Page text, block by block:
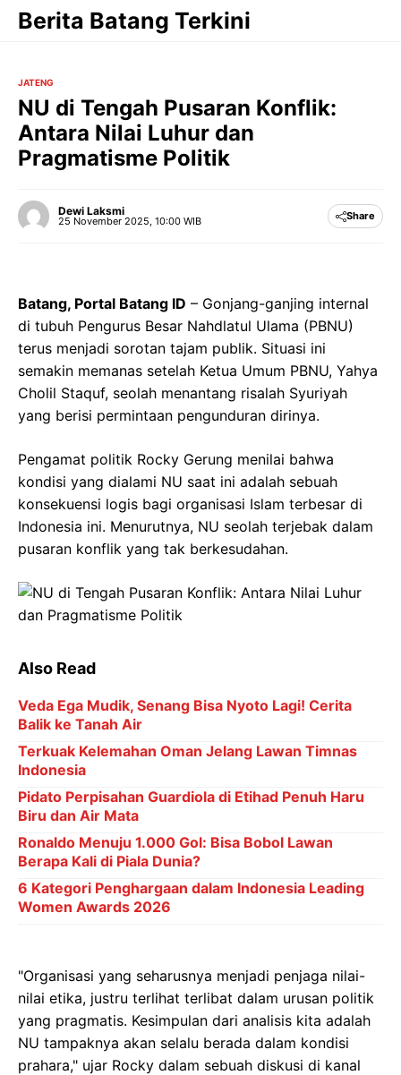
Langsung
Berita Batang Terkini
JATENG
NU di Tengah Pusaran Konflik:
Antara Nilai Luhur dan
Pragmatisme Politik
Dewi Laksmi
25 November 2025, 10:00 WIB Share
Batang, Portal Batang ID – Gonjang-ganjing internal
di tubuh Pengurus Besar Nahdlatul Ulama (PBNU)
terus menjadi sorotan tajam publik. Situasi ini
semakin memanas setelah Ketua Umum PBNU, Yahya
Cholil Staquf, seolah menantang risalah Syuriyah
yang berisi permintaan pengunduran dirinya.
Pengamat politik Rocky Gerung menilai bahwa
kondisi yang dialami NU saat ini adalah sebuah
konsekuensi logis bagi organisasi Islam terbesar di
Indonesia ini. Menurutnya, NU seolah terjebak dalam
pusaran konflik yang tak berkesudahan.
Also Read
Veda Ega Mudik, Senang Bisa Nyoto Lagi! Cerita
Balik ke Tanah Air
Terkuak Kelemahan Oman Jelang Lawan Timnas
Indonesia
Pidato Perpisahan Guardiola di Etihad Penuh Haru
Biru dan Air Mata
Ronaldo Menuju 1.000 Gol: Bisa Bobol Lawan
Berapa Kali di Piala Dunia?
6 Kategori Penghargaan dalam Indonesia Leading
Women Awards 2026
"Organisasi yang seharusnya menjadi penjaga nilai-
nilai etika, justru terlihat terlibat dalam urusan politik
yang pragmatis. Kesimpulan dari analisis kita adalah
NU tampaknya akan selalu berada dalam kondisi
prahara," ujar Rocky dalam sebuah diskusi di kanal